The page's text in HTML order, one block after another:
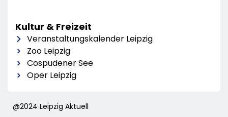
Kultur & Freizeit
Veranstaltungskalender Leipzig
Zoo Leipzig
Cospudener See
Oper Leipzig
@2024 Leipzig Aktuell